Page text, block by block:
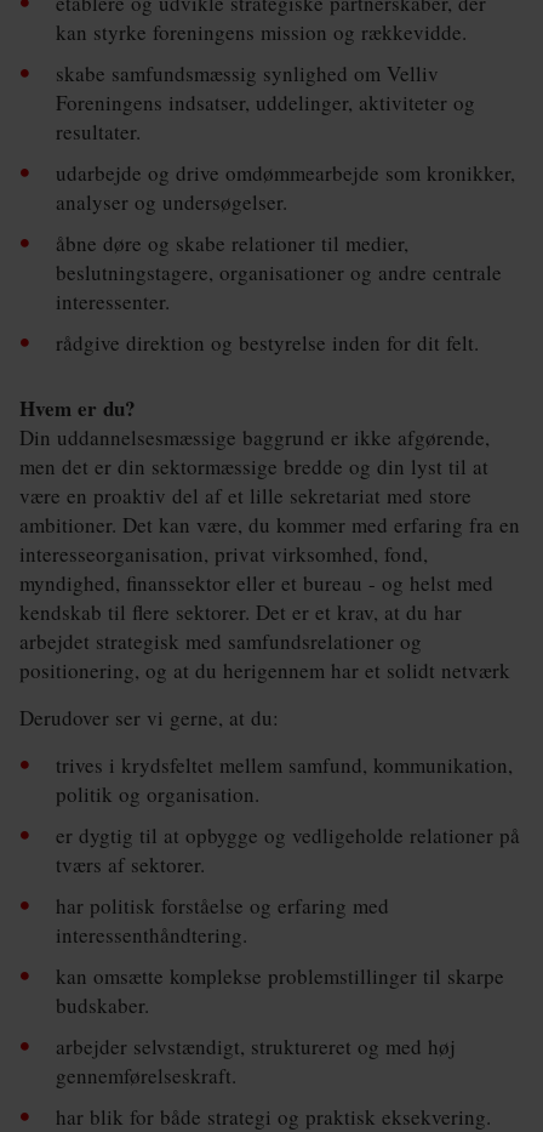
kan styrke foreningens mission og rækkevidde.
skabe samfundsmæssig synlighed om Velliv
Foreningens indsatser, uddelinger, aktiviteter og
resultater.
udarbejde og drive omdømmearbejde som kronikker,
analyser og undersøgelser.
åbne døre og skabe relationer til medier,
beslutningstagere, organisationer og andre centrale
interessenter.
rådgive direktion og bestyrelse inden for dit felt.
Hvem er du?
Din uddannelsesmæssige baggrund er ikke afgørende,
men det er din sektormæssige bredde og din lyst til at
være en proaktiv del af et lille sekretariat med store
ambitioner. Det kan være, du kommer med erfaring fra en
interesseorganisation, privat virksomhed, fond,
myndighed, finanssektor eller et bureau - og helst med
kendskab til flere sektorer. Det er et krav, at du har
arbejdet strategisk med samfundsrelationer og
positionering, og at du herigennem har et solidt netværk
Derudover ser vi gerne, at du:
trives i krydsfeltet mellem samfund, kommunikation,
politik og organisation.
er dygtig til at opbygge og vedligeholde relationer på
tværs af sektorer.
har politisk forståelse og erfaring med
interessenthåndtering.
kan omsætte komplekse problemstillinger til skarpe
budskaber.
arbejder selvstændigt, struktureret og med høj
gennemførelseskraft.
har blik for både strategi og praktisk eksekvering.